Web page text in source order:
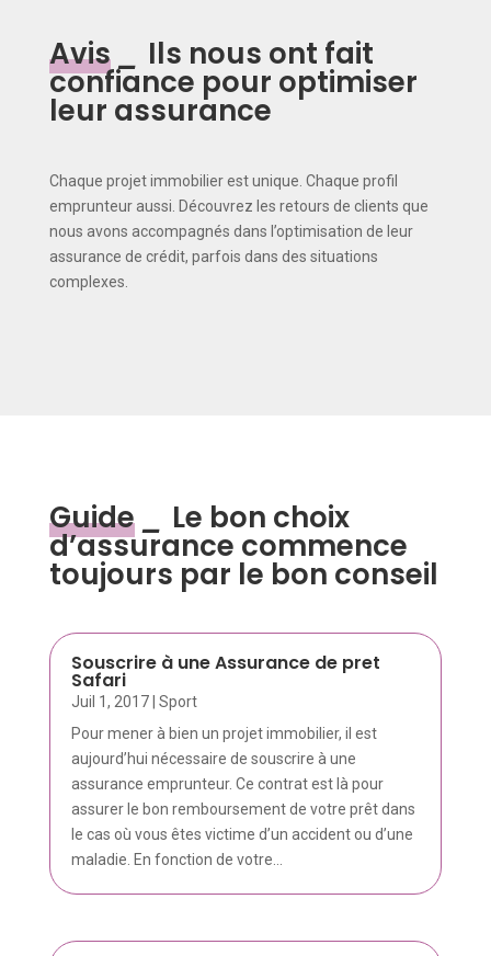
Avis _ Ils nous ont fait
confiance pour optimiser
leur assurance
Chaque projet immobilier est unique. Chaque profil
emprunteur aussi. Découvrez les retours de clients que
nous avons accompagnés dans l’optimisation de leur
assurance de crédit, parfois dans des situations
complexes.
Guide _ Le bon choix
d’assurance commence
toujours par le bon conseil
Souscrire à une Assurance de pret
Safari
Juil 1, 2017| Sport
Pour mener à bien un projet immobilier, il est
aujourd’hui nécessaire de souscrire à une
assurance emprunteur. Ce contrat est là pour
assurer le bon remboursement de votre prêt dans
le cas où vous êtes victime d’un accident ou d’une
maladie. En fonction de votre...